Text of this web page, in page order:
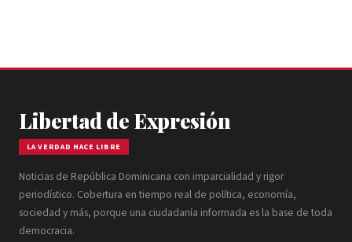
Libertad de Expresión
LA VERDAD HACE LIBRE
Noticias de República Dominicana con imparcialidad y rigor
periodístico. Cobertura en tiempo real de política, economía,
sociedad y más, porque una ciudadanía informada es la base de toda
democracia.